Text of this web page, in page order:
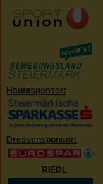
Hauptsponsor:
Dressensponsor:
RIEDL